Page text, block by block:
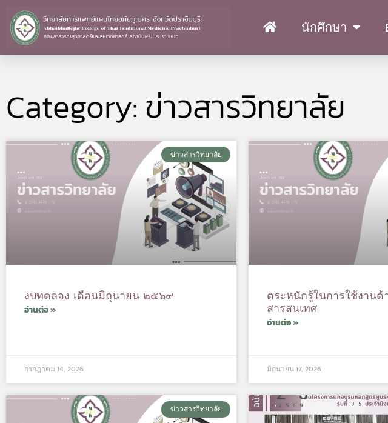
content
นักศึกษา
Category: ข่าวสารวิทยาลัย
ข่าวสารวิทยาลัย
งบทดลอง เดือนมิถุนายน ๒๕๖๙
อ่านต่อ »
กรกฎาคม 14, 2026
ตระหนักรู้ในการใช้งานด้
สารสนเทศ
อ่านต่อ »
มิถุนายน 17, 2026
ข่าวสารวิทยาลัย
PagePagePage